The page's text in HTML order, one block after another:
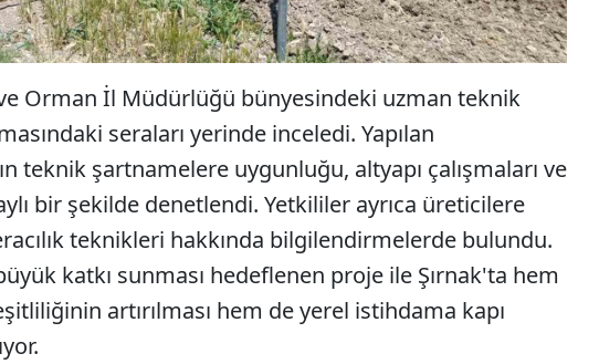
ve Orman İl Müdürlüğü bünyesindeki uzman teknik
seraları yerinde inceledi. Yapılan
teknik şartnamelere uygunluğu, altyapı çalışmaları ve
bir şekilde denetlendi. Yetkililer ayrıca üreticilere
teknikleri hakkında bilgilendirmelerde bulundu.
katkı sunması hedeflenen proje ile Şırnak'ta hem
artırılması hem de yerel istihdama kapı